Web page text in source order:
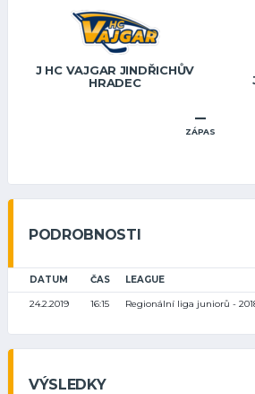
J HC VAJGAR JINDŘICHŮV
HRADEC
–
ZÁPAS
PODROBNOSTI
DATUM ČAS LEAGUE
24.2.2019 16:15 Regionální liga juniorů -
VÝSLEDKY